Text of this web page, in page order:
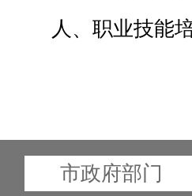
人、职业技能
市政府部门